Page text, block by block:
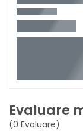
Evaluare
(0 Evaluare)